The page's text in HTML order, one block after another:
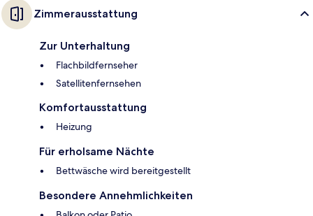
Zimmerausstattung
Zur Unterhaltung
Flachbildfernseher
Satellitenfernsehen
Komfortausstattung
Heizung
Für erholsame Nächte
Bettwäsche wird bereitgestellt
Besondere Annehmlichkeiten